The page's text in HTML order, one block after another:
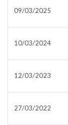
09/03/2025
10/03/2024
12/03/2023
27/03/2022